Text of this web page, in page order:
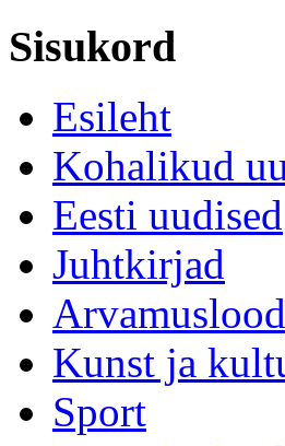
Sisukord
Esileht
Kohalikud
Eesti uudised
Juhtkirjad
Arvamuslood
Kunst ja
Sport